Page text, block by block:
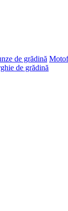
de grădină
de grădină